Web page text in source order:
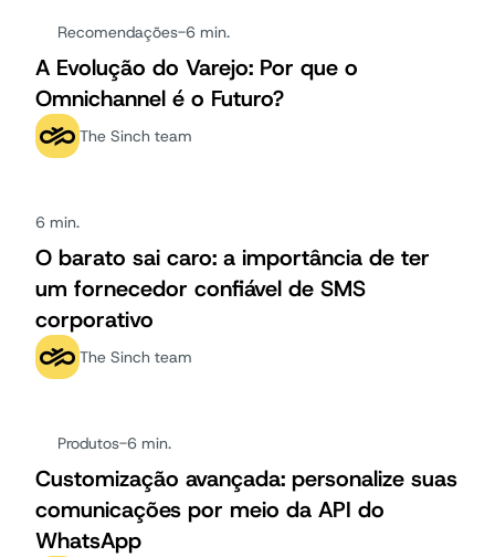
Recomendações-6 min.
A Evolução do Varejo: Por que o
Omnichannel é o Futuro?
The Sinch team
6 min.
O barato sai caro: a importância de ter
um fornecedor confiável de SMS
corporativo
The Sinch team
Produtos-6 min.
Customização avançada: personalize suas
comunicações por meio da API do
WhatsApp